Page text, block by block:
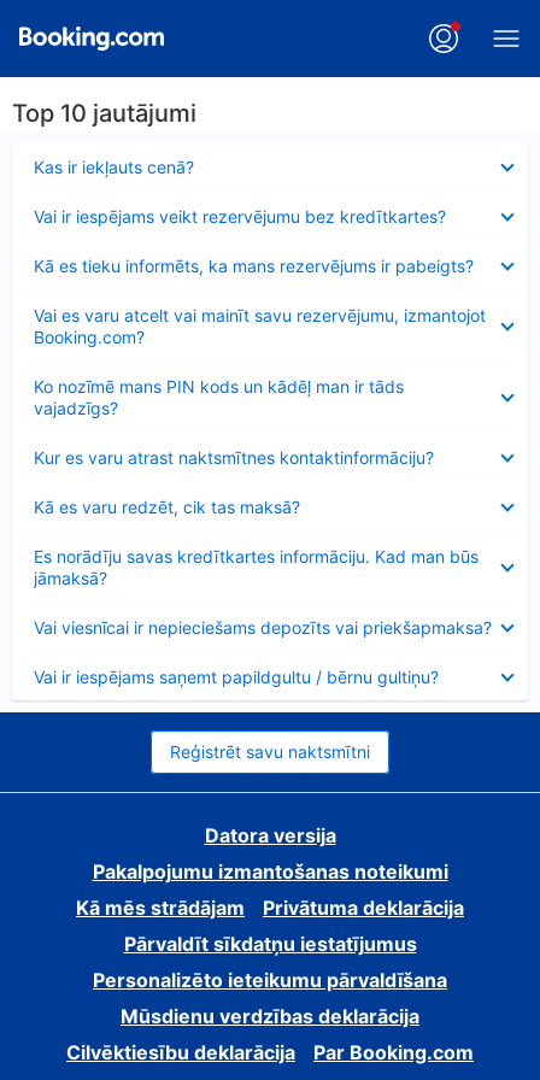
Top 10 jautājumi
Kas ir iekļauts cenā?
Vai ir iespējams veikt rezervējumu bez kredītkartes?
Kā es tieku informēts, ka mans rezervējums ir pabeigts?
Vai es varu atcelt vai mainīt savu rezervējumu, izmantojot
Booking.com?
Ko nozīmē mans PIN kods un kādēļ man ir tāds
vajadzīgs?
Kur es varu atrast naktsmītnes kontaktinformāciju?
Kā es varu redzēt, cik tas maksā?
Es norādīju savas kredītkartes informāciju. Kad man būs
jāmaksā?
Vai viesnīcai ir nepieciešams depozīts vai priekšapmaksa?
Vai ir iespējams saņemt papildgultu / bērnu gultiņu?
Reģistrēt savu naktsmītni
Datora versija
Pakalpojumu izmantošanas noteikumi
Kā mēs strādājam
Privātuma deklarācija
Pārvaldīt sīkdatņu iestatījumus
Personalizēto ieteikumu pārvaldīšana
Mūsdienu verdzības deklarācija
Cilvēktiesību deklarācija
Par Booking.com